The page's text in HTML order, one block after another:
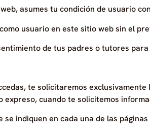
asumes tu condición de usuario
usuario en este sitio web sin el
de tus padres o tutores
te solicitaremos
cuando te solicitemos
indiquen en cada una de las